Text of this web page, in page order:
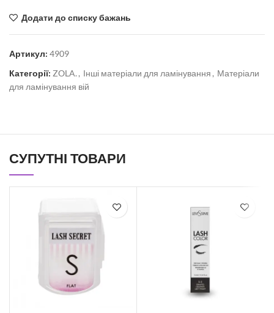
Додати до списку бажань
Артикул: 4909
Категорії: ZOLA. , Інші матеріали для ламінування , Матеріали
для ламінування вій
СУПУТНІ ТОВАРИ